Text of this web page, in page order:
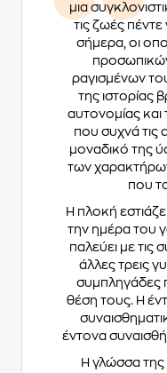
μια
τις ζωές
σήμερα, οι
ραγισμένων
της ιστορίας
αυτονομίας και
που συχνά τις
μοναδικό της
των χαρακτήρων
που
Η πλοκή
την ημέρα του
παλεύει με τις
άλλες τρεις
συμπληγάδες
θέση τους. Η
έντονα
Η γλώσσα της